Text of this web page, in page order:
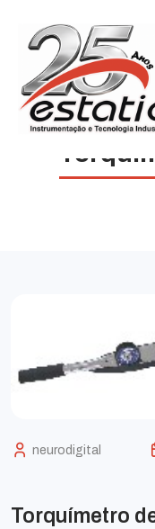
neurodigital
Torquímetro